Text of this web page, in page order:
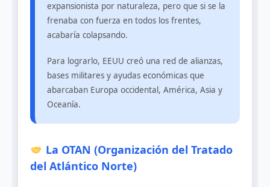
expansionista por naturaleza, pero que si se la
frenaba con fuerza en todos los frentes,
acabaría colapsando.
Para lograrlo, EEUU creó una red de alianzas,
bases militares y ayudas económicas que
abarcaban Europa occidental, América, Asia y
Oceanía.
La OTAN (Organización del Tratado
del Atlántico Norte)